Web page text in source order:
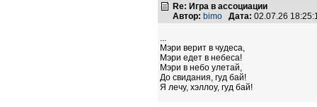
Re: Игра в ассоциации
Автор: bimo Дата: 02.07.26
...
Мэри верит в чудеса,
Мэри едет в небеса!
Мэри в небо улетай,
До свидания, гуд бай!
Я лечу, хэллоу, гуд бай!